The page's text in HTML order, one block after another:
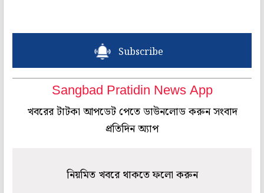
Subscribe
Sangbad Pratidin News App
খবরের টাটকা আপডেট পেতে ডাউনলোড করুন সংবাদ
প্রতিদিন অ্যাপ
নিয়মিত খবরে থাকতে ফলো করুন